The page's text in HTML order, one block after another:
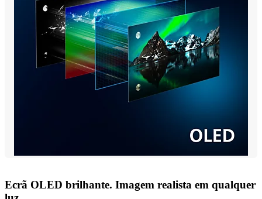
Ecrã OLED brilhante. Imagem realista em qualquer